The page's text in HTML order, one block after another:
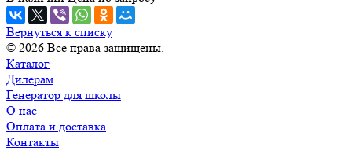
Вернуться к списку
© 2026 Все права защищены.
Каталог
Дилерам
Генератор для школы
О нас
Оплата и доставка
Контакты